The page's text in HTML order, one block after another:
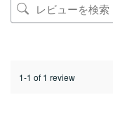
1-1 of 1 review